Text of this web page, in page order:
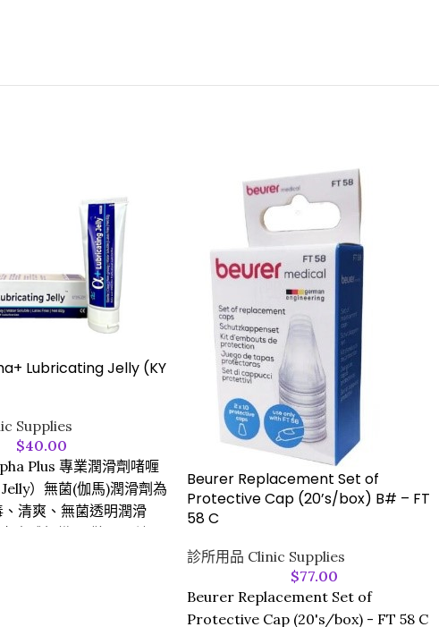
Lubricating Jelly (KY
Supplies
$40.00
Plus 專業潤滑劑啫喱
）無菌(伽馬)潤滑劑為
清爽、無菌透明潤滑
人體組織、 儀器、 適用
Beurer Replacement Set of
Protective Cap (20’s/box) B# – FT
58 C
診所用品 Clinic Supplies
$77.00
Beurer Replacement Set of
Protective Cap (20's/box) - FT 58 C